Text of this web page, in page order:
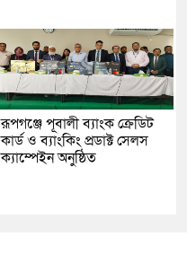
রূপগঞ্জে পূবালী ব্যাংক ক্রেডিট
কার্ড ও ব্যাংকিং প্রডাক্ট সেলস
ক্যাম্পেইন অনুষ্ঠিত